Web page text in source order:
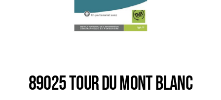
89025 TOUR DU MONT BLANC